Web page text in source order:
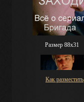
Размер 88х31
Как разместить